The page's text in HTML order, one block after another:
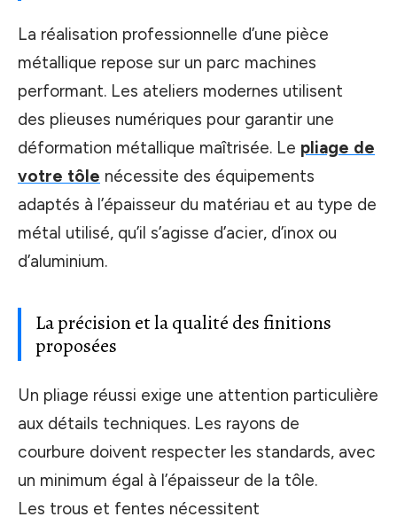
La réalisation professionnelle d’une pièce
métallique repose sur un parc machines
performant. Les ateliers modernes utilisent
des plieuses numériques pour garantir une
déformation métallique maîtrisée. Le pliage de
votre tôle nécessite des équipements
adaptés à l’épaisseur du matériau et au type de
métal utilisé, qu’il s’agisse d’acier, d’inox ou
d’aluminium.
La précision et la qualité des finitions
proposées
Un pliage réussi exige une attention particulière
aux détails techniques. Les rayons de
courbure doivent respecter les standards, avec
un minimum égal à l’épaisseur de la tôle.
Les trous et fentes nécessitent